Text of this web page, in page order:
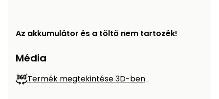
Az akkumulátor és a töltő nem tartozék!
Média
Termék megtekintése 3D-ben